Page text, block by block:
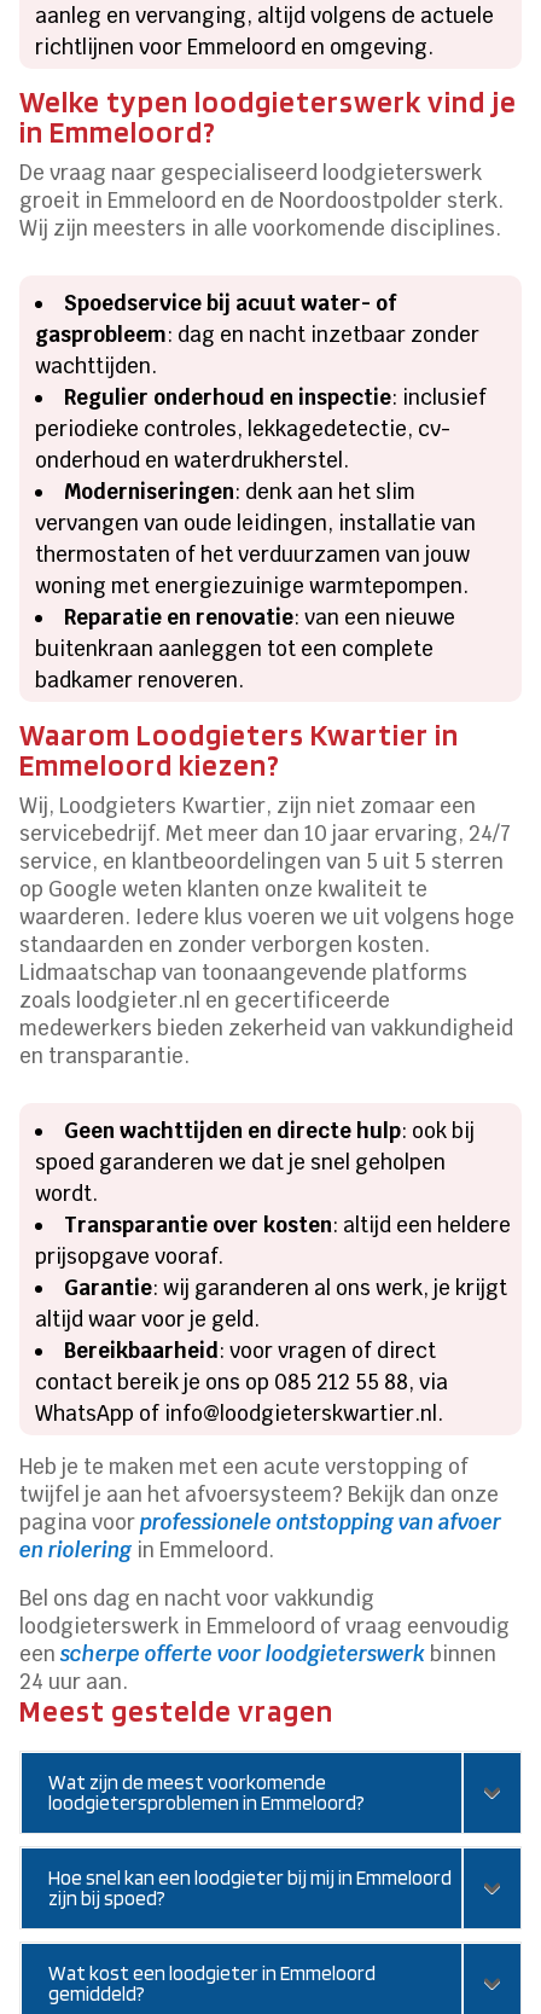
aanleg en vervanging, altijd volgens de actuele
richtlijnen voor Emmeloord en omgeving.
Welke typen loodgieterswerk vind je
in Emmeloord?
De vraag naar gespecialiseerd loodgieterswerk
groeit in Emmeloord en de Noordoostpolder sterk.
Wij zijn meesters in alle voorkomende disciplines.
Spoedservice bij acuut water- of
gasprobleem: dag en nacht inzetbaar zonder
wachttijden.
Regulier onderhoud en inspectie: inclusief
periodieke controles, lekkagedetectie, cv-
onderhoud en waterdrukherstel.
Moderniseringen: denk aan het slim
vervangen van oude leidingen, installatie van
thermostaten of het verduurzamen van jouw
woning met energiezuinige warmtepompen.
Reparatie en renovatie: van een nieuwe
buitenkraan aanleggen tot een complete
badkamer renoveren.
Waarom Loodgieters Kwartier in
Emmeloord kiezen?
Wij, Loodgieters Kwartier, zijn niet zomaar een
servicebedrijf. Met meer dan 10 jaar ervaring, 24/7
service, en klantbeoordelingen van 5 uit 5 sterren
op Google weten klanten onze kwaliteit te
waarderen. Iedere klus voeren we uit volgens hoge
standaarden en zonder verborgen kosten.
Lidmaatschap van toonaangevende platforms
zoals loodgieter.nl en gecertificeerde
medewerkers bieden zekerheid van vakkundigheid
en transparantie.
Geen wachttijden en directe hulp: ook bij
spoed garanderen we dat je snel geholpen
wordt.
Transparantie over kosten: altijd een heldere
prijsopgave vooraf.
Garantie: wij garanderen al ons werk, je krijgt
altijd waar voor je geld.
Bereikbaarheid: voor vragen of direct
contact bereik je ons op 085 212 55 88, via
WhatsApp of info@loodgieterskwartier.nl.
Heb je te maken met een acute verstopping of
twijfel je aan het afvoersysteem? Bekijk dan onze
pagina voorprofessionele ontstopping van afvoer
en riolering in Emmeloord.
Bel ons dag en nacht voor vakkundig
loodgieterswerk in Emmeloord of vraag eenvoudig
eenscherpe offerte voor loodgieterswerkbinnen
24 uur aan.
Meest gestelde vragen
Wat zijn de meest voorkomende
loodgietersproblemen in Emmeloord?
Hoe snel kan een loodgieter bij mij in Emmeloord
zijn bij spoed?
Wat kost een loodgieter in Emmeloord
gemiddeld?